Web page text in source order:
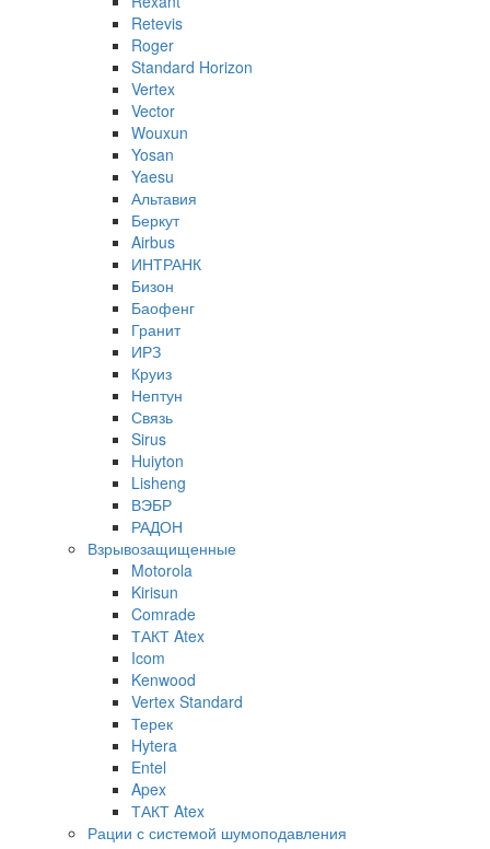
Retevis
Roger
Standard Horizon
Vertex
Vector
Wouxun
Yosan
Yaesu
Альтавия
Беркут
Airbus
ИНТРАНК
Бизон
Баофенг
Гранит
ИРЗ
Круиз
Нептун
Связь
Sirus
Huiyton
Lisheng
ВЭБР
РАДОН
Взрывозащищенные
Motorola
Kirisun
Comrade
ТАКТ Atex
Icom
Kenwood
Vertex Standard
Терек
Hytera
Entel
Apex
ТАКТ Atex
Рации с системой шумоподавления